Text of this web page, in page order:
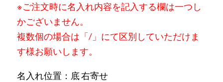
※ご注文時に名入れ内容を記入する欄は一つし
かございません。
複数個の場合は「/」にて区別していただけま
す様お願いします。
名入れ位置：底 右寄せ